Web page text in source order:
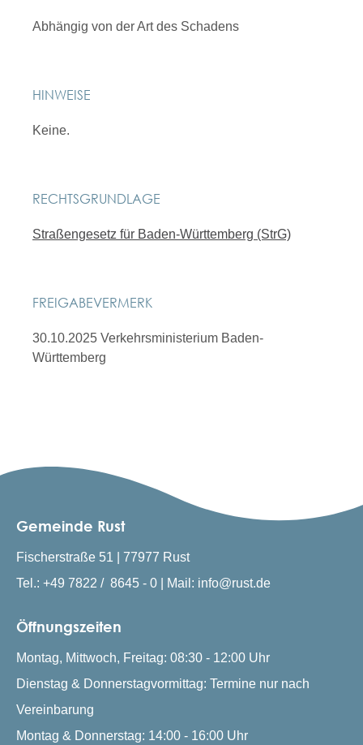
Abhängig von der Art des Schadens
HINWEISE
Keine.
RECHTSGRUNDLAGE
Straßengesetz für Baden-Württemberg (StrG)
FREIGABEVERMERK
30.10.2025 Verkehrsministerium Baden-
Württemberg
Gemeinde Rust
Fischerstraße 51 | 77977 Rust
Tel.: +49 7822 / 8645 - 0 | Mail: info@rust.de
Öffnungszeiten
Montag, Mittwoch, Freitag: 08:30 - 12:00 Uhr
Dienstag & Donnerstagvormittag: Termine nur nach
Vereinbarung
Montag & Donnerstag: 14:00 - 16:00 Uhr